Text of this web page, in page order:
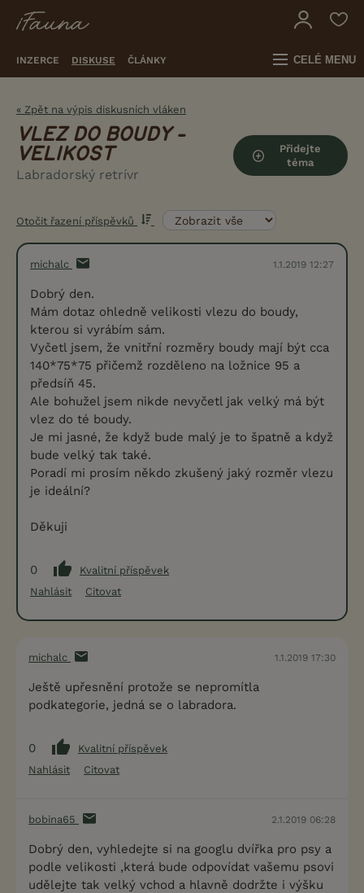
INZERCE DISKUSE ČLÁNKY CELÉ MENU
« Zpět na výpis diskusních vláken
VLEZ DO BOUDY -
VELIKOST
Labradorský retrívr
Přidejte
téma
Otočit řazení příspěvků
michalc 1.1.2019 12:27
Dobrý den.
Mám dotaz ohledně velikosti vlezu do boudy,
kterou si vyrábím sám.
Vyčetl jsem, že vnitřní rozměry boudy mají být cca
140*75*75 přičemž rozděleno na ložnice 95 a
předsíň 45.
Ale bohužel jsem nikde nevyčetl jak velký má být
vlez do té boudy.
Je mi jasné, že když bude malý je to špatně a když
bude velký tak také.
Poradí mi prosím někdo zkušený jaký rozměr vlezu
je ideální?
Děkuji
0
Kvalitní příspěvek
Nahlásit
Citovat
michalc 1.1.2019 17:30
Ještě upřesnění protože se nepromítla
podkategorie, jedná se o labradora.
0
Kvalitní příspěvek
Nahlásit
Citovat
bobina65 2.1.2019 06:28
Dobrý den, vyhledejte si na googlu dvířka pro psy a
podle velikosti ,která bude odpovídat vašemu psovi
udělejte tak velký vchod a hlavně dodržte i výšku